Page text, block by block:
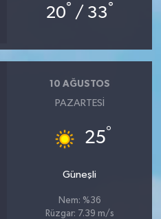
20° / 33°
10 AĞUSTOS
PAZARTESI
25°
Güneşli
Nem: %36
Rüzgar: 7.39 m/s